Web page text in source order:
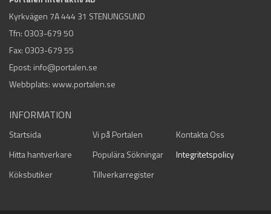
Kyrkvägen 7A 444 31 STENUNGSUND
Tfn: 0303-679 50
Fax: 0303-679 55
Epost: info@portalen.se
Webbplats: www.portalen.se
INFORMATION
Startsida Vi på Portalen
Kontakta Oss
Hitta hantverkare
Populära Sökningar
Integritetspolicy
Köksbutiker
Tillverkarregister